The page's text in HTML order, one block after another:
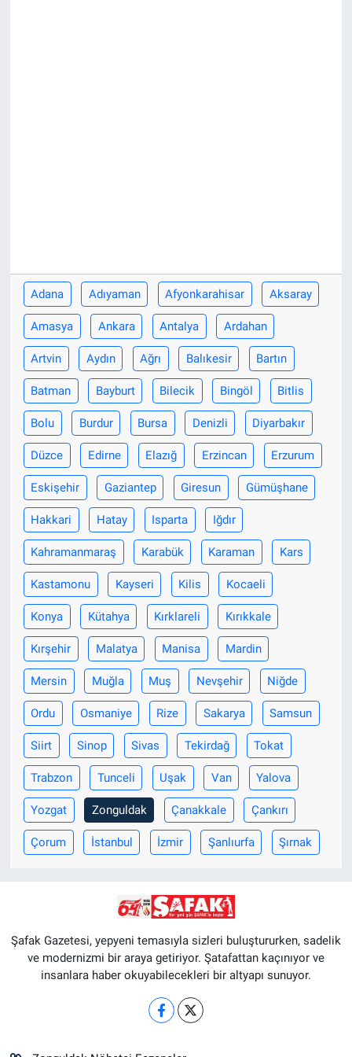
Adana Adıyaman Afyonkarahisar Aksaray
Amasya Ankara Antalya Ardahan
Artvin Aydın Ağrı Balıkesir Bartın
Batman Bayburt Bilecik Bingöl Bitlis
Bolu Burdur Bursa Denizli Diyarbakır
Düzce Edirne Elazığ Erzincan Erzurum
Eskişehir Gaziantep Giresun Gümüşhane
Hakkari Hatay Isparta Iğdır
Kahramanmaraş Karabük Karaman Kars
Kastamonu Kayseri Kilis Kocaeli
Konya Kütahya Kırklareli Kırıkkale
Kırşehir Malatya Manisa Mardin
Mersin Muğla Muş Nevşehir Niğde
Ordu Osmaniye Rize Sakarya Samsun
Siirt Sinop Sivas Tekirdağ Tokat
Trabzon Tunceli Uşak Van Yalova
Yozgat Zonguldak Çanakkale Çankırı
Çorum İstanbul İzmir Şanlıurfa Şırnak
Şafak Gazetesi, yepyeni temasıyla sizleri buluştururken, sadelik
ve modernizmi bir araya getiriyor. Şatafattan kaçınıyor ve
insanlara haber okuyabilecekleri bir altyapı sunuyor.